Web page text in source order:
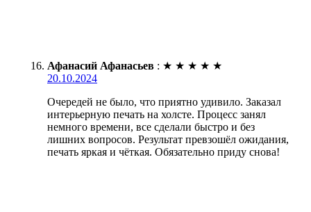
Афанасий Афанасьев : ★ ★ ★ ★ ★
20.10.2024
Очередей не было, что приятно удивило. Заказал
интерьерную печать на холсте. Процесс занял
немного времени, все сделали быстро и без
лишних вопросов. Результат превзошёл ожидания,
печать яркая и чёткая. Обязательно приду снова!